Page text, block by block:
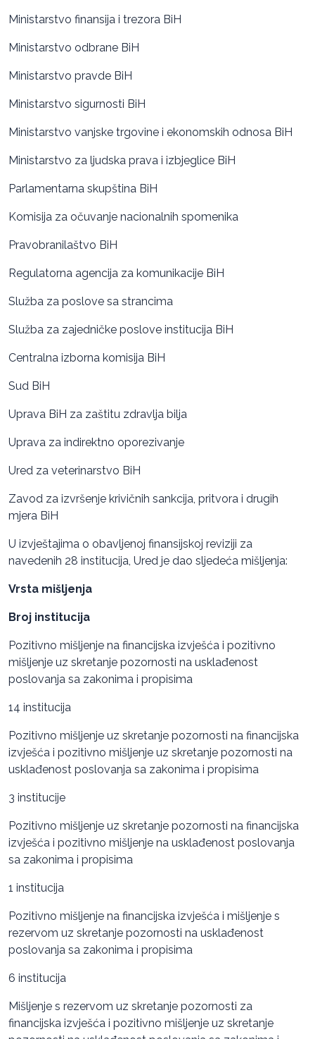
Ministarstvo finansija i trezora BiH
Ministarstvo odbrane BiH
Ministarstvo pravde BiH
Ministarstvo sigurnosti BiH
Ministarstvo vanjske trgovine i ekonomskih odnosa BiH
Ministarstvo za ljudska prava i izbjeglice BiH
Parlamentarna skupština BiH
Komisija za očuvanje nacionalnih spomenika
Pravobranilaštvo BiH
Regulatorna agencija za komunikacije BiH
Služba za poslove sa strancima
Služba za zajedničke poslove institucija BiH
Centralna izborna komisija BiH
Sud BiH
Uprava BiH za zaštitu zdravlja bilja
Uprava za indirektno oporezivanje
Ured za veterinarstvo BiH
Zavod za izvršenje krivičnih sankcija, pritvora i drugih
mjera BiH
U izvještajima o obavljenoj finansijskoj reviziji za
navedenih 28 institucija, Ured je dao sljedeća mišljenja:
Vrsta mišljenja
Broj institucija
Pozitivno mišljenje na financijska izvješća i pozitivno
mišljenje uz skretanje pozornosti na usklađenost
poslovanja sa zakonima i propisima
14 institucija
Pozitivno mišljenje uz skretanje pozornosti na financijska
izvješća i pozitivno mišljenje uz skretanje pozornosti na
usklađenost poslovanja sa zakonima i propisima
3 institucije
Pozitivno mišljenje uz skretanje pozornosti na financijska
izvješća i pozitivno mišljenje na usklađenost poslovanja
sa zakonima i propisima
1 institucija
Pozitivno mišljenje na financijska izvješća i mišljenje s
rezervom uz skretanje pozornosti na usklađenost
poslovanja sa zakonima i propisima
6 institucija
Mišljenje s rezervom uz skretanje pozornosti za
financijska izvješća i pozitivno mišljenje uz skretanje